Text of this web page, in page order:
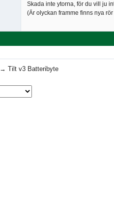
Skada inte ytorna, för du vill ju
(Är olyckan framme finns nya
→Tilt v3 Batteribyte